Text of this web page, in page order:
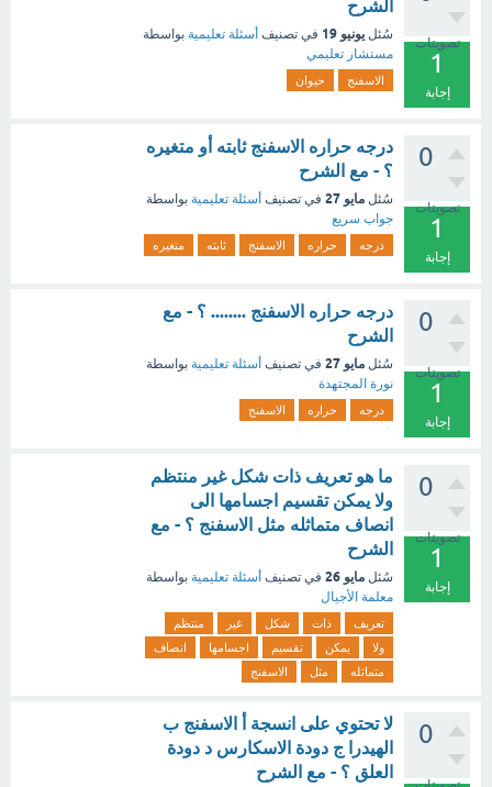
تصويتات
1
إجابة
الشرح
سُئل يونيو 19 في تصنيف أسئلة تعليمية بواسطة
مستشار تعليمي
الاسفنج حيوان
0
تصويتات
1
إجابة
درجه حراره الاسفنج ثابته أو متغيره
؟ - مع الشرح
سُئل مايو 27 في تصنيف أسئلة تعليمية بواسطة
جواب سريع
درجه حراره الاسفنج ثابته متغيره
0
تصويتات
1
إجابة
درجه حراره الاسفنج ........ ؟ - مع
الشرح
سُئل مايو 27 في تصنيف أسئلة تعليمية بواسطة
نورة المجتهدة
درجه حراره الاسفنج
0
تصويتات
1
إجابة
ما هو تعريف ذات شكل غير منتظم
ولا يمكن تقسيم اجسامها الى
انصاف متماثله مثل الاسفنج ؟ - مع
الشرح
سُئل مايو 26 في تصنيف أسئلة تعليمية بواسطة
معلمة الأجيال
تعريف ذات شكل غير
منتظم
ولا
يمكن تقسيم اجسامها
انصاف
متماثله
مثل الاسفنج
0
لا تحتوي على انسجة أ الاسفنج ب
الهيدرا ج دودة الاسكارس د دودة
العلق ؟ - مع الشرح